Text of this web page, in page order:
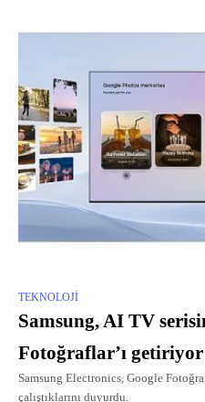
TEKNOLOJI
Samsung, AI TV
Fotoğraflar’ı getiriyor
Samsung Electronics, Google
çalıştıklarını duyurdu.